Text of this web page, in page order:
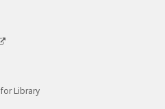
Library